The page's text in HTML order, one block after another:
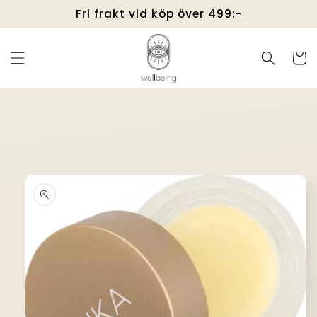
Fri frakt vid köp över 499:-